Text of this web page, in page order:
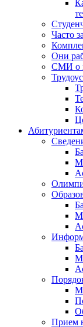
Часто
Они
СМИ о
Прием